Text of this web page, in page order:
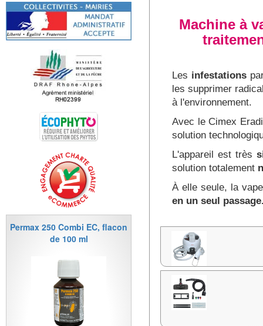
Permax 250 Combi EC, flacon
de 100 ml
Machine à
Les infestations
les supprimer
à l'environnement.
Avec le Cimex
solution
L'appareil est très
solution totalement
À elle seule, la
en un seul